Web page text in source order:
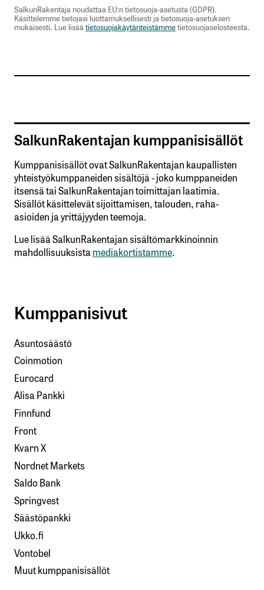
SalkunRakentaja noudattaa EU:n tietosuoja-asetusta (GDPR).
Käsittelemme tietojasi luottamuksellisesti ja tietosuoja-asetuksen
mukaisesti. Lue lisäätietosuojakäytänteistämmetietosuojaselosteesta.
SalkunRakentajan kumppanisisällöt
Kumppanisisällöt ovat SalkunRakentajan kaupallisten
yhteistyökumppaneiden sisältöjä - joko kumppaneiden
itsensä tai SalkunRakentajan toimittajan laatimia.
Sisällöt käsittelevät sijoittamisen, talouden, raha-
asioiden ja yrittäjyyden teemoja.
Lue lisää SalkunRakentajan sisältömarkkinoinnin
mahdollisuuksista mediakortistamme.
Kumppanisivut
Asuntosäästö
Coinmotion
Eurocard
Alisa Pankki
Finnfund
Front
Kvarn X
Nordnet Markets
Saldo Bank
Springvest
Säästöpankki
Ukko.fi
Vontobel
Muut kumppanisisällöt